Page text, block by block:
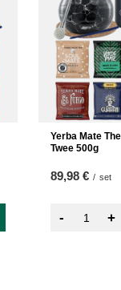
Yerba Mate
Twee 500g
89,98 € / set
- +